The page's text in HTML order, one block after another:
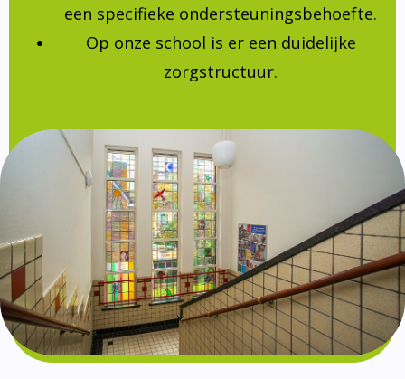
een specifieke ondersteuningsbehoefte.
Op onze school is er een duidelijke
zorgstructuur.